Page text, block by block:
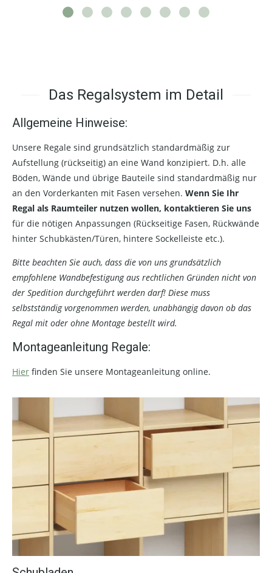
Das Regalsystem im Detail
Allgemeine Hinweise:
Unsere Regale sind grundsätzlich standardmäßig zur
Aufstellung (rückseitig) an eine Wand konzipiert. D.h. alle
Böden, Wände und übrige Bauteile sind standardmäßig nur
an den Vorderkanten mit Fasen versehen. Wenn Sie Ihr
Regal als Raumteiler nutzen wollen, kontaktieren Sie uns
für die nötigen Anpassungen (Rückseitige Fasen, Rückwände
hinter Schubkästen/Türen, hintere Sockelleiste etc.).
Bitte beachten Sie auch, dass die von uns grundsätzlich
empfohlene Wandbefestigung aus rechtlichen Gründen nicht von
der Spedition durchgeführt werden darf! Diese muss
selbstständig vorgenommen werden, unabhängig davon ob das
Regal mit oder ohne Montage bestellt wird.
Montageanleitung Regale:
Hier finden Sie unsere Montageanleitung online.